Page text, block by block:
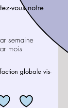
vous notre
semaine
mois
globale vis-